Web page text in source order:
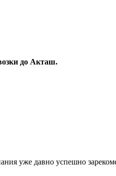
до Акташ.
уже давно успешно